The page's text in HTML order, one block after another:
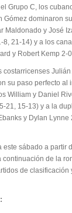
Grupo C, los
Gómez dominaron
Maldonado y José
8, 21-14) y a los
y Robert Kemp 2-
costarricenses
su paso perfecto al
William y Daniel
21, 15-13) y a la
y Dylan Lynne
este sábado a partir
continuación de la
de clasificación